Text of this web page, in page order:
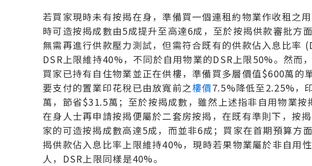
若買家現時未有按揭在身，準備買一個連租約物業作收租之
時可造按揭成數由5成提升至高達6成，至於按揭供款審批方
無需再進行供款壓力測試，但需符合既有的供款佔入息比率
DSR上限維持40%，不同於自用物業的DSR上限50%。然而
買家已持有自住物業並正在供樓，準備買多層價值$600萬的
要支付的置業印花稅已由放寬前之樓價7.5%降低至2.25%，
萬，節省$31.5萬；至於按揭成數，雖然上述指非自用物業
在身人士再申請按揭便屬於二套房按揭，在既有準則下，按
家的可造按揭成數高達5成，而並非6成；買家在首期預算方
揭供款佔入息比率上限維持40%，現時若果物業屬於非自用
人，DSR上限同樣是40%。